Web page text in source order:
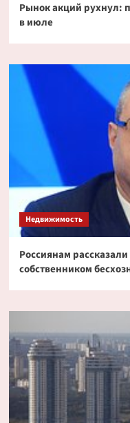
Рынок акций рухнул:
в июле
Недвижимость
Россиянам
собственником